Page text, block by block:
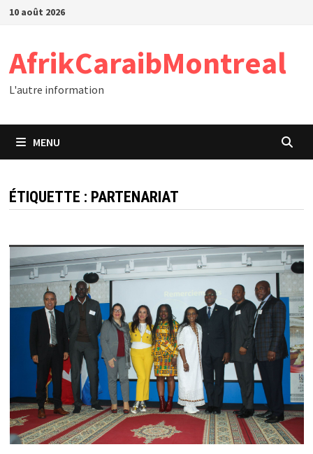
Passer
10 août 2026
AfrikCaraibMontreal
L'autre information
MENU
ÉTIQUETTE : PARTENARIAT